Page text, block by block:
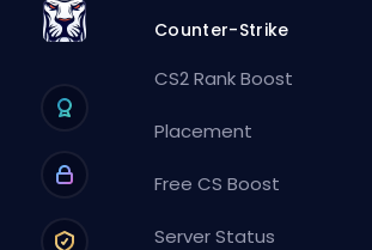
Counter-Strike
CS2 Rank Boost
Placement
Free CS Boost
Server Status